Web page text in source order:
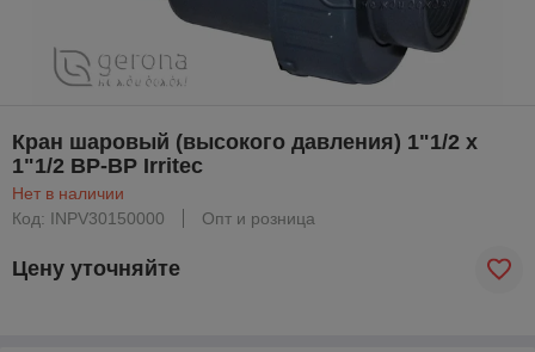
Кран шаровый (высокого давления) 1"1/2 х
1"1/2 ВР-ВР Irritec
Нет в наличии
Код: INPV30150000
Опт и розница
Цену уточняйте